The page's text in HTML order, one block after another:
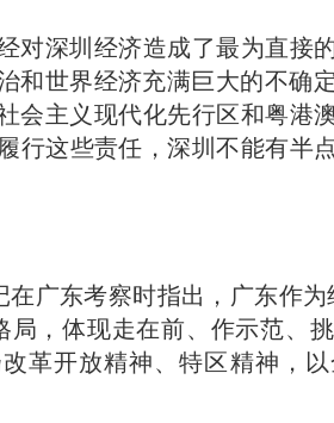
对深圳经济造成了最为直接
和世界经济充满巨大的不确
会主义现代化先行区和粤港
行这些责任，深圳不能有半
广东考察时指出，广东作
局，体现走在前、作示范、
革开放精神、特区精神，